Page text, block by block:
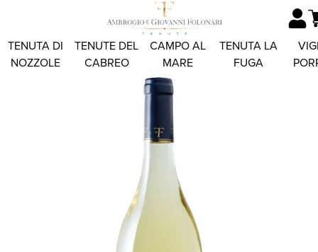
TENUTA DI
NOZZOLE
TENUTE DEL
CABREO
CAMPO AL
MARE
TENUTA LA
FUGA